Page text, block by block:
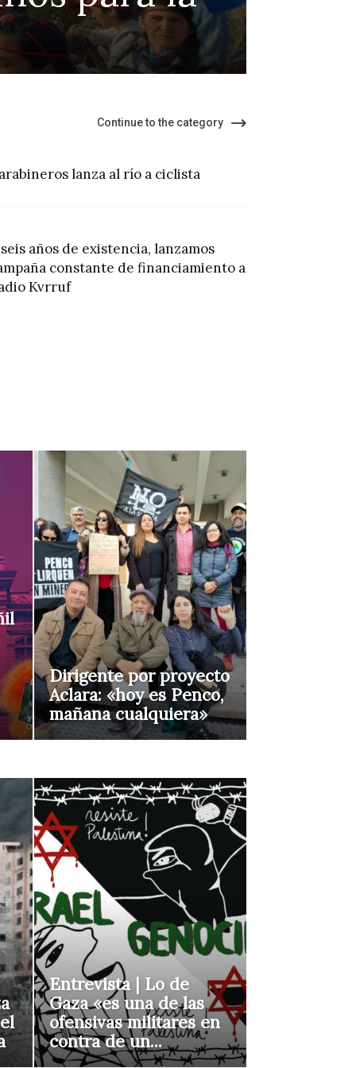
Continue to the category
lanza al río a ciclista
años de existencia, lanzamos
constante de financiamiento a
Kvrruf
Dirigente por proyecto
Aclara: «hoy es Penco,
mañana cualquiera»
Entrevista | Lo de
Gaza «es una de las
ofensivas militares en
contra de un...